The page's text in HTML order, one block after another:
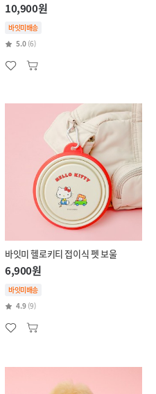
10,900원
바잇미배송
5.0 (6)
바잇미 헬로키티 접이식 펫 보울
6,900원
바잇미배송
4.9 (9)